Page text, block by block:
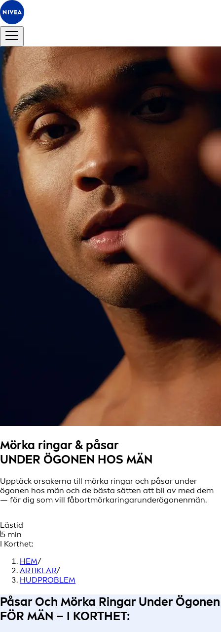
Mörka ringar & påsar
UNDER ÖGONEN HOS MÄN
Upptäck orsakerna till mörka ringar och påsar under
ögonen hos män och de bästa sätten att bli av med dem
— för dig som vill fåbortmörkaringarunderögonenmän.
Lästid
5 min
I Korthet:
HEM/
ARTIKLAR/
HUDPROBLEM
Påsar Och Mörka Ringar Under Ögonen
FÖR MÄN – I KORTHET: